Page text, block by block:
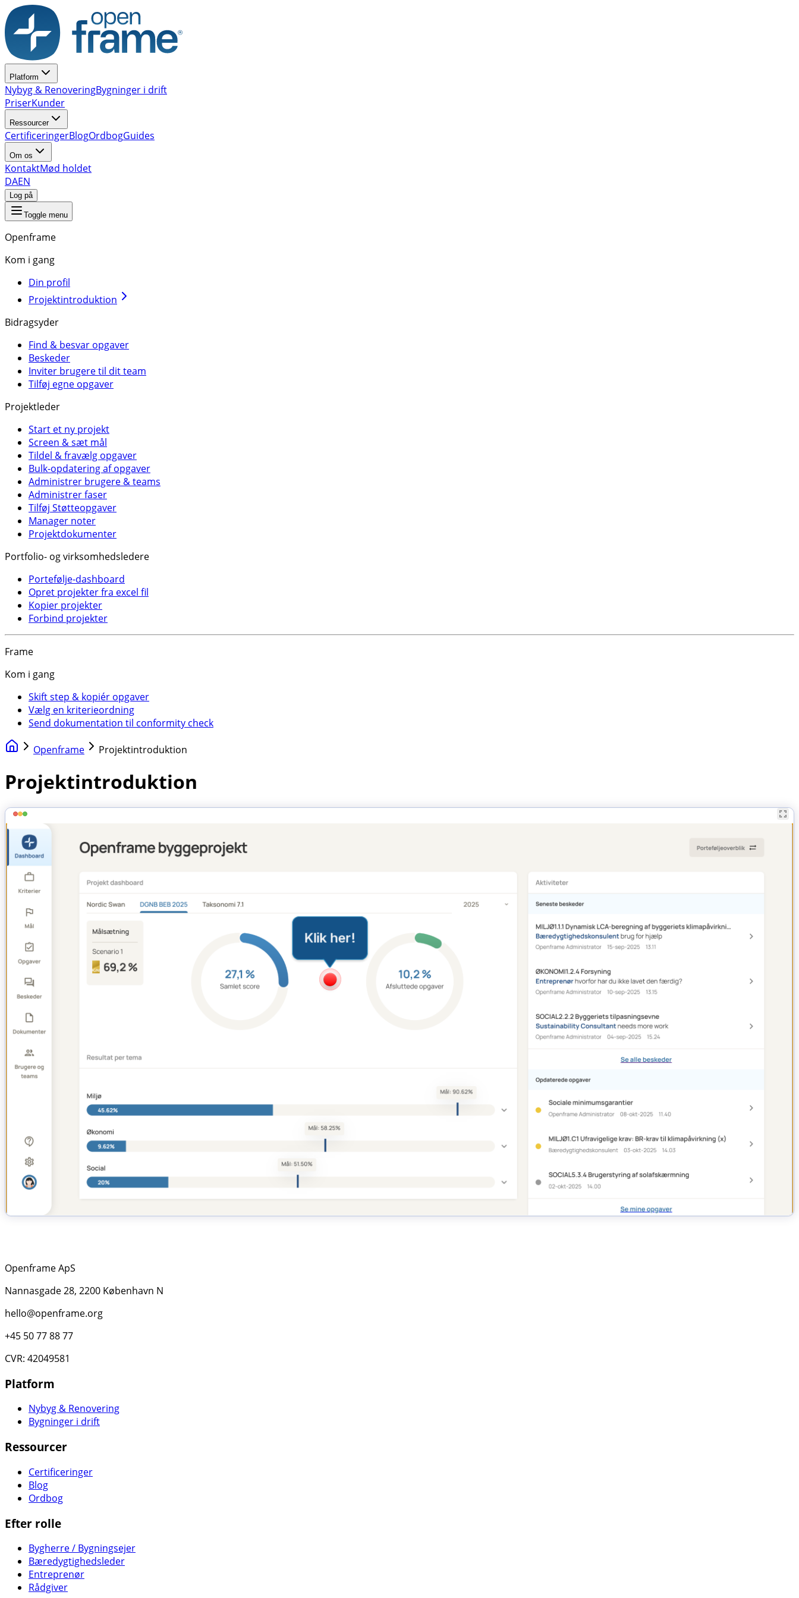
Platform
Nybyg & RenoveringBygninger i drift
PriserKunder
Ressourcer
CertificeringerBlogOrdbogGuides
Om os
KontaktMød holdet
DAEN
Log på
Toggle menu
Openframe
Kom i gang
Din profil
Projektintroduktion
Bidragsyder
Find & besvar opgaver
Beskeder
Inviter brugere til dit team
Tilføj egne opgaver
Projektleder
Start et ny projekt
Screen & sæt mål
Tildel & fravælg opgaver
Bulk-opdatering af opgaver
Administrer brugere & teams
Administrer faser
Tilføj Støtteopgaver
Manager noter
Projektdokumenter
Portfolio- og virksomhedsledere
Portefølje-dashboard
Opret projekter fra excel fil
Kopier projekter
Forbind projekter
Frame
Kom i gang
Skift step & kopiér opgaver
Vælg en kriterieordning
Send dokumentation til conformity check
Openframe Projektintroduktion
Projektintroduktion
Openframe ApS
Nannasgade 28, 2200 København N
hello@openframe.org
+45 50 77 88 77
CVR: 42049581
Platform
Nybyg & Renovering
Bygninger i drift
Ressourcer
Certificeringer
Blog
Ordbog
Efter rolle
Bygherre / Bygningsejer
Bæredygtighedsleder
Entreprenør
Rådgiver